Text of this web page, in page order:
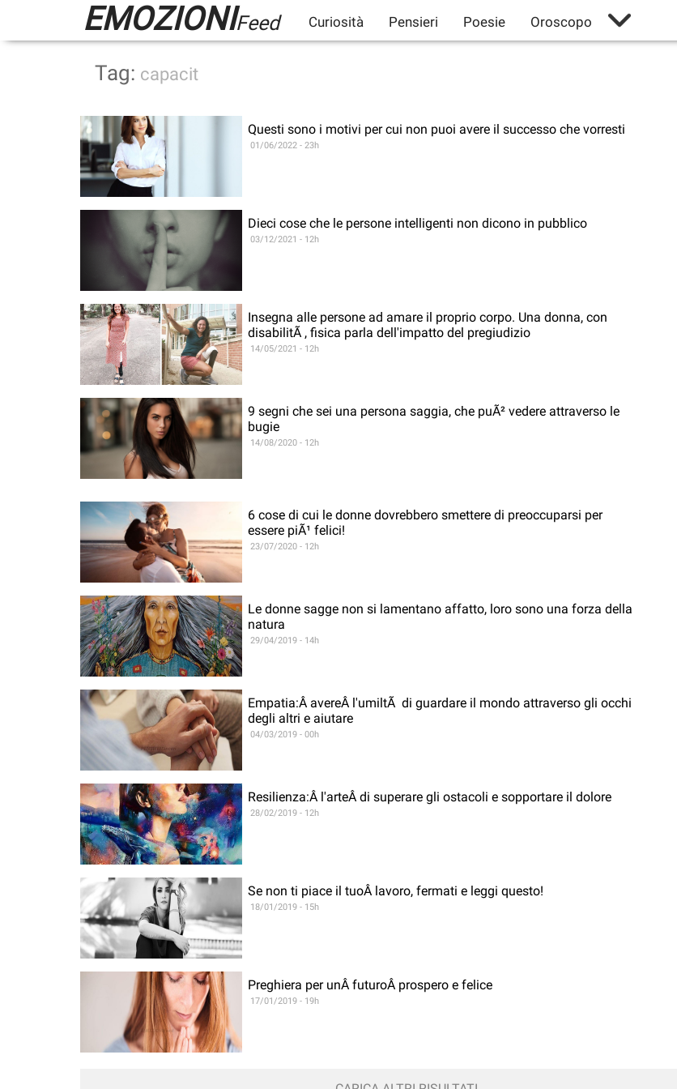
EMOZIONIFeed Curiosità Pensieri Poesie Oroscopo
Tag: capacit
Questi sono i motivi per cui non puoi avere il successo che vorresti
01/06/2022 - 23h
Dieci cose che le persone intelligenti non dicono in pubblico
03/12/2021 - 12h
Insegna alle persone ad amare il proprio corpo. Una donna, con
disabilitÃ , fisica parla dell'impatto del pregiudizio
14/05/2021 - 12h
9 segni che sei una persona saggia, che puÃ² vedere attraverso le
bugie
14/08/2020 - 12h
6 cose di cui le donne dovrebbero smettere di preoccuparsi per
essere piÃ¹ felici!
23/07/2020 - 12h
Le donne sagge non si lamentano affatto, loro sono una forza della
natura
29/04/2019 - 14h
Empatia:Â avereÂ l'umiltÃ di guardare il mondo attraverso gli occhi
degli altri e aiutare
04/03/2019 - 00h
Resilienza:Â l'arteÂ di superare gli ostacoli e sopportare il dolore
28/02/2019 - 12h
Se non ti piace il tuoÂ lavoro, fermati e leggi questo!
18/01/2019 - 15h
Preghiera per unÂ futuroÂ prospero e felice
17/01/2019 - 19h